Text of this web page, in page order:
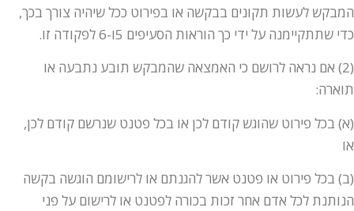
המבקש לעשות תקונים בבקשה או בפירוט ככל שיהיה צורך בכך,
כדי שתתקיימנה על ידי כך הוראות הסעיפים 5ו-6 לפקודה זו.
(2) אם נראה לרושם כי האמצאה שהמבקש תובע נתבעה או
תוארה:
(א) בכל פירוט שהוגש קודם לכן או בכל פטנט שנרשם קודם לכן,
או
(ב) בכל פירוט או פטנט אשר להגנתם או לרישומם הוגשה בקשה
הנותנת לכל אדם אחר זכות בכורה לפטנט או לרישום על פני